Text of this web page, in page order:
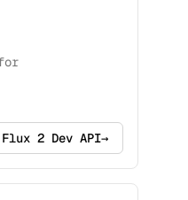
Flux 2 Dev API→